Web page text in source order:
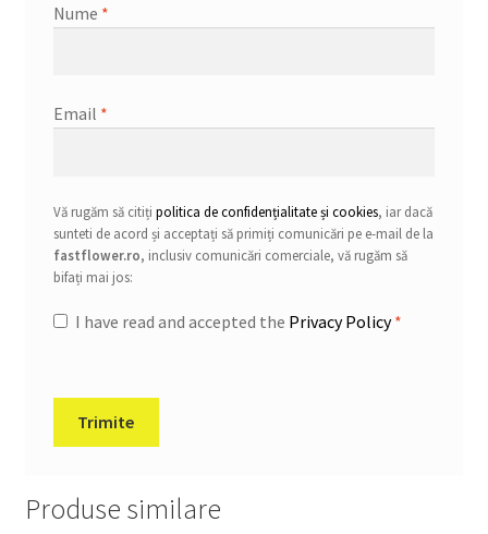
Nume *
Email *
Vă rugăm să citiți politica de confidențialitate și cookies, iar dacă
sunteti de acord și acceptați să primiți comunicări pe e-mail de la
fastflower.ro, inclusiv comunicări comerciale, vă rugăm să
bifați mai jos:
I have read and accepted the Privacy Policy*
Produse similare